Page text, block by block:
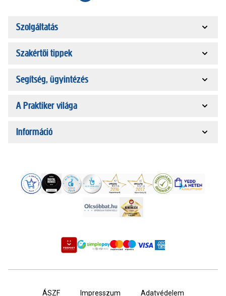
Szolgáltatás
Szakértői tippek
Segítség, ügyintézés
A Praktiker világa
Információ
ÁSZF Impresszum Adatvédelem